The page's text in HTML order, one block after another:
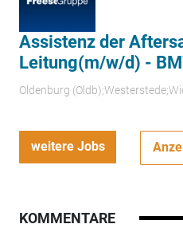
Assistenz der
Leitung(m/w/d) -
Oldenburg
weitere Jobs
KOMMENTARE